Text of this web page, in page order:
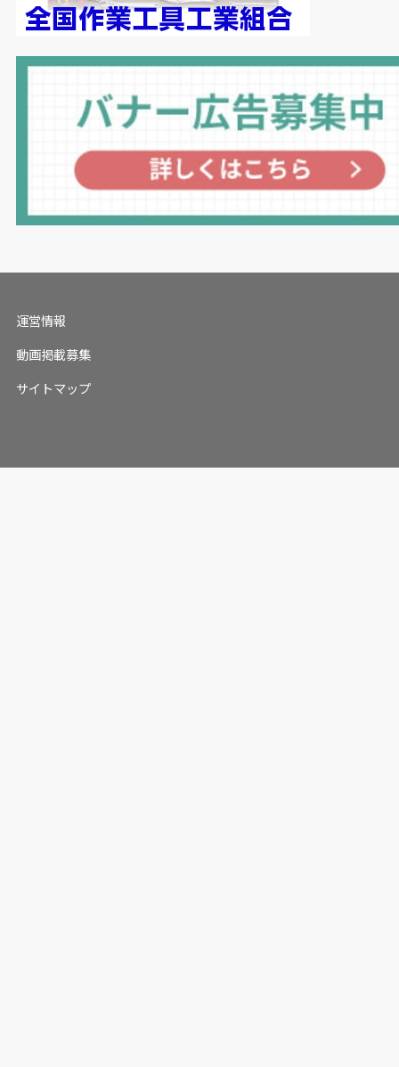
運営情報
動画掲載募集
サイトマップ